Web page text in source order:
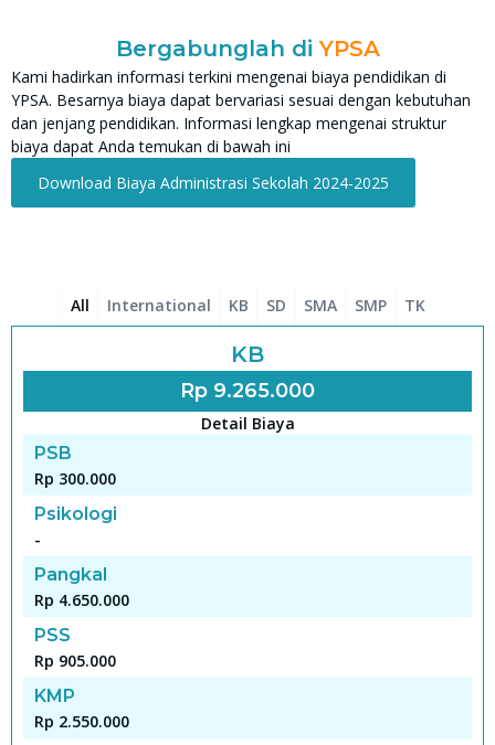
Bergabunglah diYPSA
Kami hadirkan informasi terkini mengenai biaya pendidikan di
YPSA. Besarnya biaya dapat bervariasi sesuai dengan kebutuhan
dan jenjang pendidikan. Informasi lengkap mengenai struktur
biaya dapat Anda temukan di bawah ini
Download Biaya Administrasi Sekolah 2024-2025
International KB SD SMA SMP TK
All
KB
Rp 9.265.000
Detail Biaya
PSB
Rp 300.000
Psikologi
-
Pangkal
Rp 4.650.000
PSS
Rp 905.000
KMP
Rp 2.550.000